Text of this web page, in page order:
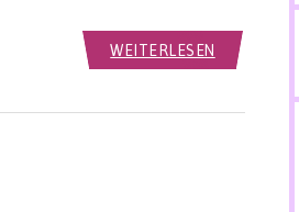
WEITERLESEN